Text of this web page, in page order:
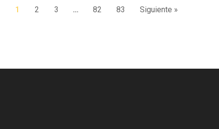
1 2 3 … 82 83 Siguiente »